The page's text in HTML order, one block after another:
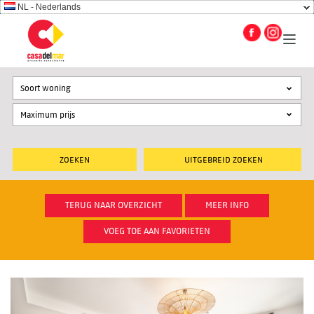
NL - Nederlands
UITGEBREID ZOEKEN
Soort woning
TERUG NAAR OVERZICHT MEER INFO
VOEG TOE AAN FAVORIETEN